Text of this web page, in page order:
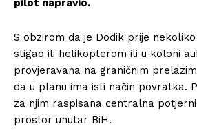
pilot napravio.
S obzirom da je Dodik prije
stigao ili helikopterom ili u koloni
provjeravana na graničnim
da u planu ima isti način povratka.
za njim raspisana centralna
prostor unutar BiH.